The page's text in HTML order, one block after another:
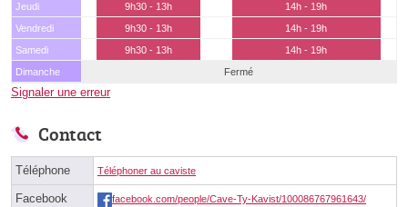
Jeudi
9h30 - 13h
14h - 19h
Vendredi
9h30 - 13h
14h - 19h
Samedi
9h30 - 13h
14h - 19h
Dimanche
Fermé
Signaler une erreur
Contact
Téléphone Téléphoner au caviste
Facebook facebook.com/people/Cave-Ty-Kavist/100086767961643/